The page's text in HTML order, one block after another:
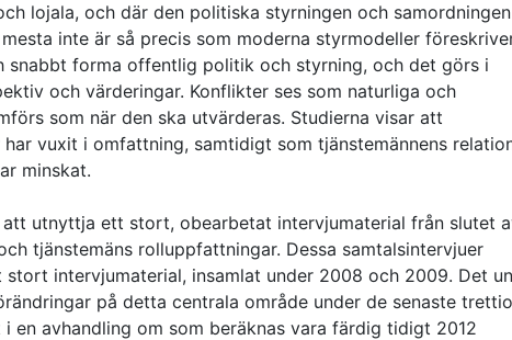
lojala, och där den politiska styrningen och samordningen
inte är så precis som moderna styrmodeller
forma offentlig politik och styrning, och det görs i
och värderingar. Konflikter ses som naturliga och
som när den ska utvärderas. Studierna visar att
vuxit i omfattning, samtidigt som tjänstemännens
minskat.
utnyttja ett stort, obearbetat intervjumaterial från slutet
tjänstemäns rolluppfattningar. Dessa samtalsintervjuer
intervjumaterial, insamlat under 2008 och 2009. Det
på detta centrala område under de senaste trettio
en avhandling om som beräknas vara färdig tidigt 2012